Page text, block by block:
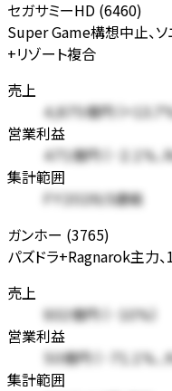
セガサミーHD (6460)
Super Game構想中止、
+リゾート複合
売上
4,875億円
営業利益
471億円 (-2.1%、
集計範囲
FY2026/3連結
ガンホー (3765)
パズドラ+Ragnarok主力
売上
932億円 (-10%)
営業利益
50億円 (-71.1%、
集計範囲